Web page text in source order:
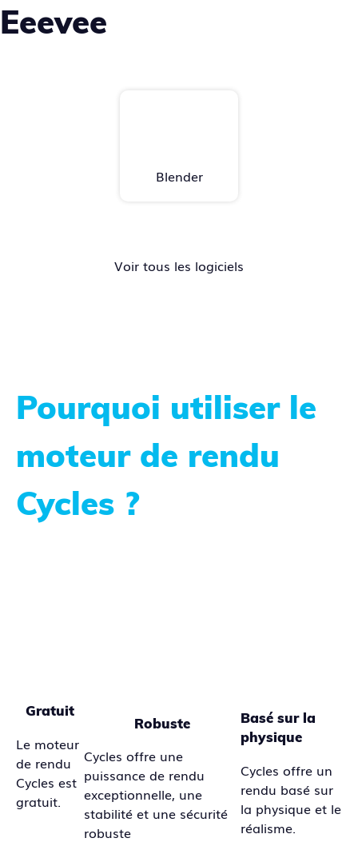
Eeevee
Blender
Voir tous les logiciels
Pourquoi utiliser le
moteur de rendu
Cycles ?
Gratuit
Le moteur
de rendu
Cycles est
gratuit.
Robuste
Cycles offre une
puissance de rendu
exceptionnelle, une
stabilité et une sécurité
robuste
Basé sur la
physique
Cycles offre un
rendu basé sur
la physique et le
réalisme.